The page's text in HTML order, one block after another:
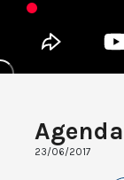
23/06/2017